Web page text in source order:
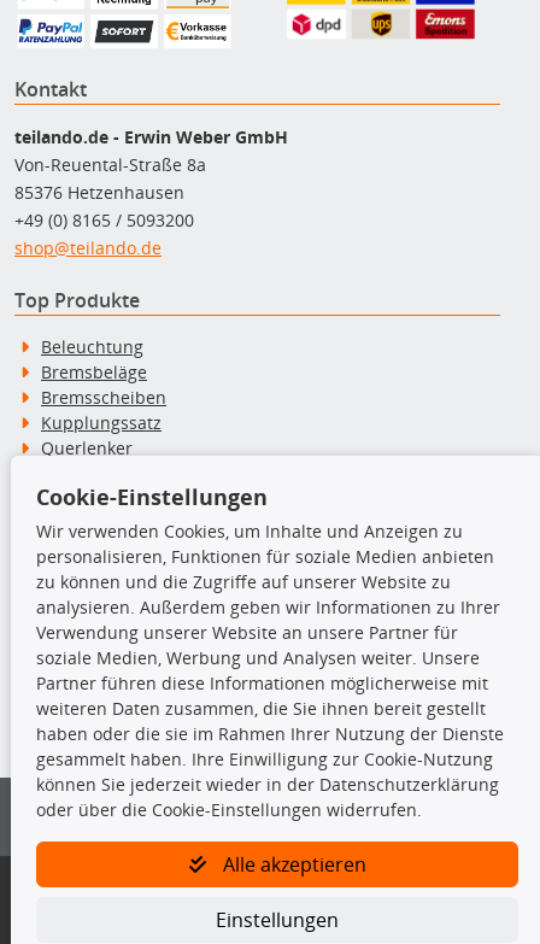
Kontakt
teilando.de - Erwin Weber GmbH
Von-Reuental-Straße 8a
85376 Hetzenhausen
+49 (0) 8165 / 5093200
shop@teilando.de
Top Produkte
Beleuchtung
Bremsbeläge
Bremsscheiben
Kupplungssatz
Querlenker
Stoßdämpfer
TecDoc Inside
Die hier angezeigten Daten insbesondere die gesamte Datenbank dürfen
nicht kopiert werden.
Es ist zu unterlassen, die Daten oder die gesamte Datenbank ohne
vorherige Zustimmung von TecDoc zu vervielfältigen, zu verbreiten
und/oder diese Handlungen durch Dritte ausführen zu lassen. Ein
Bitte prüfen Sie, ob das über unseren Onlineshop identifizierte Ersatzteil
Gegebenenfalls sind ergänzende Informationen notwendig, um
Cookie-Einstellungen
Wir verwenden Cookies, um Inhalte und Anzeigen zu
personalisieren, Funktionen für soziale Medien anbieten
zu können und die Zugriffe auf unserer Website zu
analysieren. Außerdem geben wir Informationen zu Ihrer
Verwendung unserer Website an unsere Partner für
soziale Medien, Werbung und Analysen weiter. Unsere
Partner führen diese Informationen möglicherweise mit
weiteren Daten zusammen, die Sie ihnen bereit gestellt
haben oder die sie im Rahmen Ihrer Nutzung der Dienste
gesammelt haben. Ihre Einwilligung zur Cookie-Nutzung
können Sie jederzeit wieder in der Datenschutzerklärung
oder über die Cookie-Einstellungen widerrufen.
Alle akzeptieren
Einstellungen